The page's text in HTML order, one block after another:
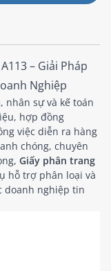
– Giải Pháp
Nghiệp
nhân sự và kế toán
hợp đồng
việc diễn ra hàng
chóng, chuyên
Giấy phân trang
hỗ trợ phân loại và
doanh nghiệp tin